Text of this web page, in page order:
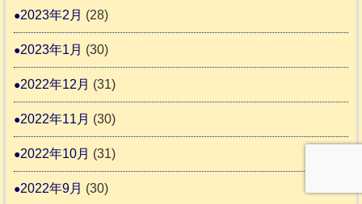
2023年2月 (28)
2023年1月 (30)
2022年12月 (31)
2022年11月 (30)
2022年10月 (31)
2022年9月 (30)